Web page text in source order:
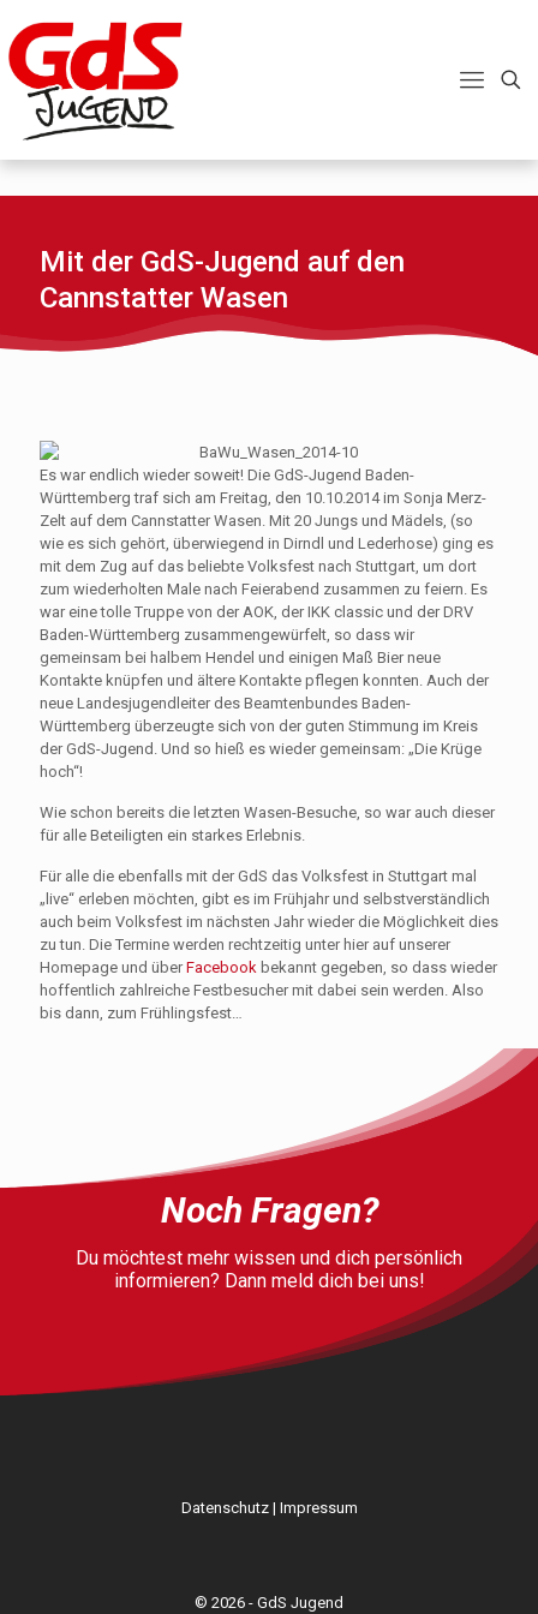
Mit der GdS-Jugend auf den
Cannstatter Wasen
Es war endlich wieder soweit! Die GdS-Jugend Baden-
Württemberg traf sich am Freitag, den 10.10.2014 im Sonja Merz-
Zelt auf dem Cannstatter Wasen. Mit 20 Jungs und Mädels, (so
wie es sich gehört, überwiegend in Dirndl und Lederhose) ging es
mit dem Zug auf das beliebte Volksfest nach Stuttgart, um dort
zum wiederholten Male nach Feierabend zusammen zu feiern. Es
war eine tolle Truppe von der AOK, der IKK classic und der DRV
Baden-Württemberg zusammengewürfelt, so dass wir
gemeinsam bei halbem Hendel und einigen Maß Bier neue
Kontakte knüpfen und ältere Kontakte pflegen konnten. Auch der
neue Landesjugendleiter des Beamtenbundes Baden-
Württemberg überzeugte sich von der guten Stimmung im Kreis
der GdS-Jugend. Und so hieß es wieder gemeinsam: „Die Krüge
hoch“!
Wie schon bereits die letzten Wasen-Besuche, so war auch dieser
für alle Beteiligten ein starkes Erlebnis.
Für alle die ebenfalls mit der GdS das Volksfest in Stuttgart mal
„live“ erleben möchten, gibt es im Frühjahr und selbstverständlich
auch beim Volksfest im nächsten Jahr wieder die Möglichkeit dies
zu tun. Die Termine werden rechtzeitig unter hier auf unserer
Homepage und überFacebook bekannt gegeben, so dass wieder
hoffentlich zahlreiche Festbesucher mit dabei sein werden. Also
bis dann, zum Frühlingsfest…
Noch Fragen?
Du möchtest mehr wissen und dich persönlich
informieren? Dann meld dich bei uns!
Datenschutz| Impressum
© 2026 - GdS Jugend